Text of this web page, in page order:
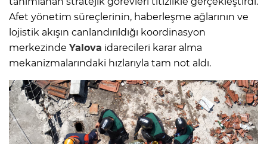
Afet yönetim süreçlerinin, haberleşme ağlarının ve
lojistik akışın canlandırıldığı koordinasyon
merkezinde Yalova idarecileri karar alma
mekanizmalarındaki hızlarıyla tam not aldı.